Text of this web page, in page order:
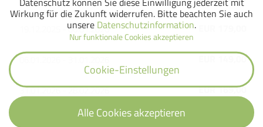
19.12.2025 - 06.01.2026
06.01.2026 - 31.01.2026 EUR 149,00
31.01.2026 - 28.02.2026 EUR 169,00
28.02.2026 - 12.04.2026
Wirkung für die Zukunft widerrufen. Bitte beachten Sie auch
unsere Datenschutzinformation.
Nur funktionale Cookies akzeptieren
Cookie-Einstellungen
Alle Cookies akzeptieren